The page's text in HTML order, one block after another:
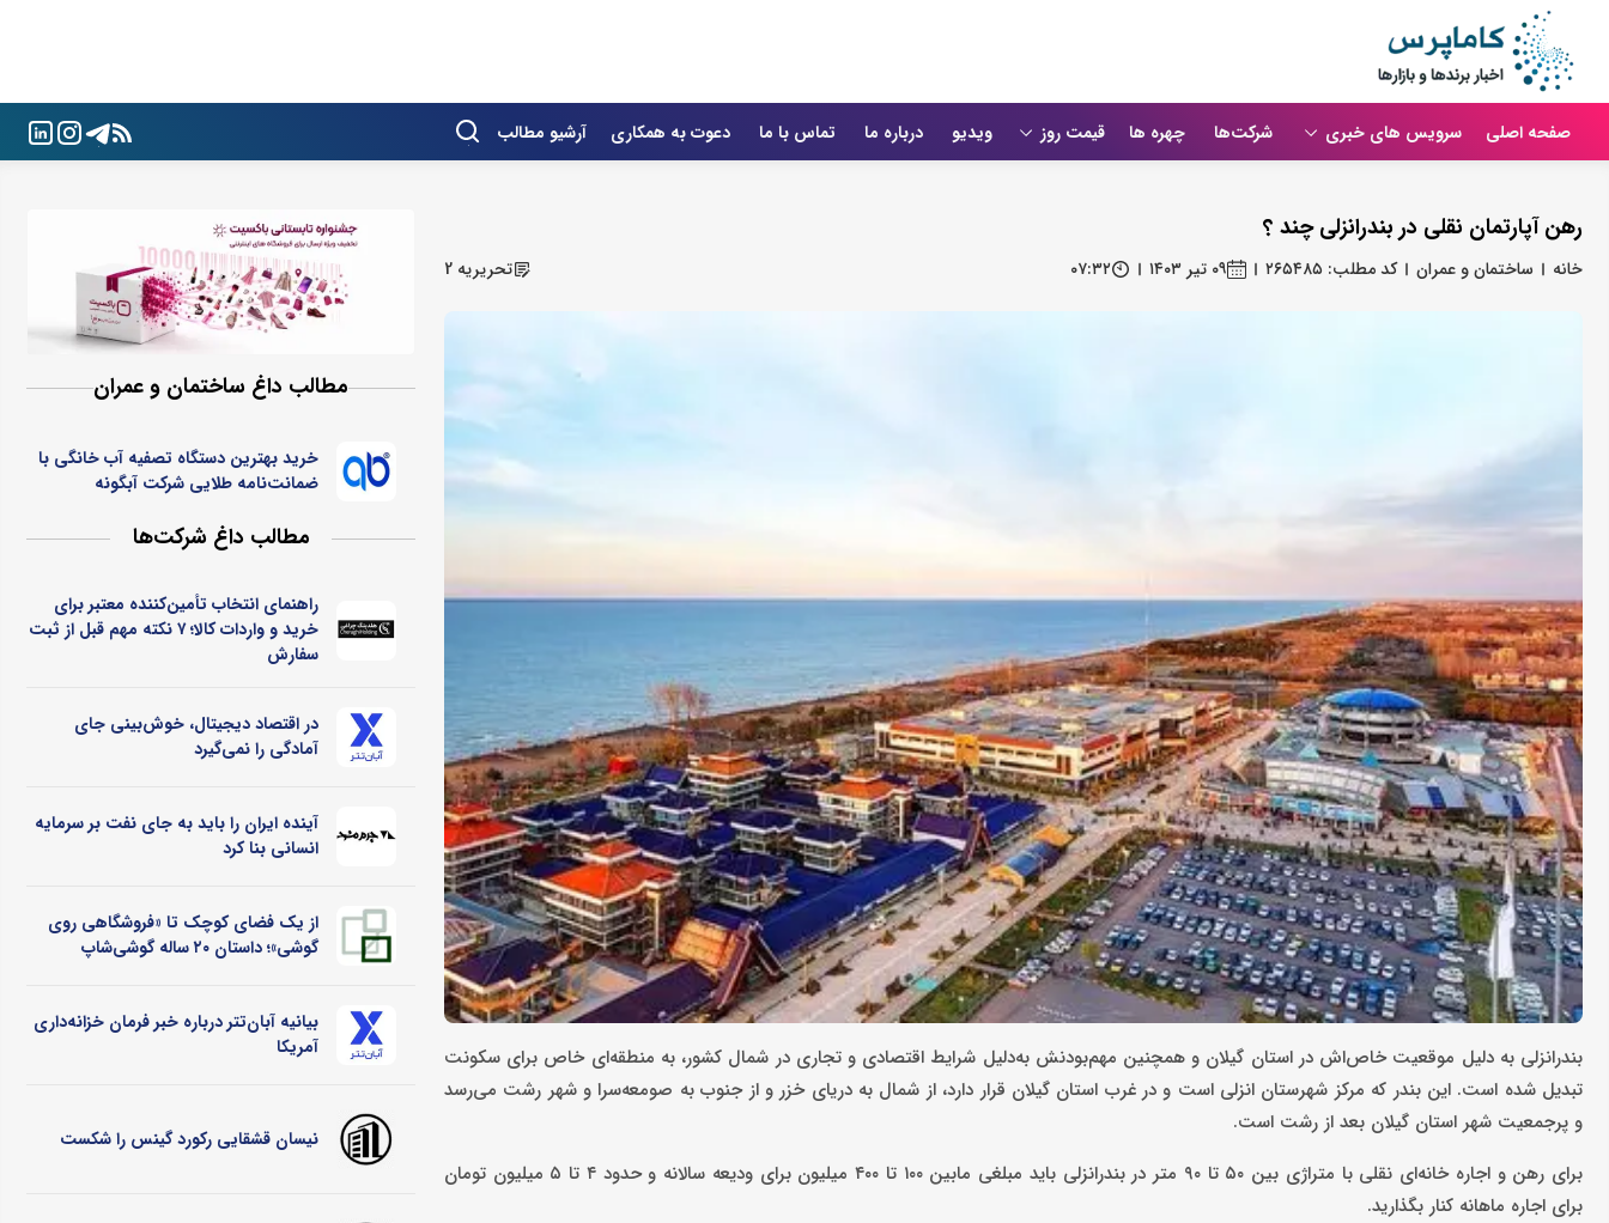
صفحه اصلی سرویس های خبری شرکت‌ها چهره ها قیمت روز ویدیو درباره ما تماس با ما دعوت به همکاری آرشیو مطالب
رهن آپارتمان نقلی در بندرانزلی چند ؟
خانه ساختمان و عمران کد مطلب: ۲۶۵۴۸۵ ۰۹ تیر ۱۴۰۳ ۰۷:۳۲ تحریریه 2
بندرانزلی به دلیل موقعیت خاص‌اش در استان گیلان و همچنین مهم‌بودنش به‌دلیل شرایط اقتصادی و تجاری در شمال کشور، به منطقه‌ای خاص برای سکونت
تبدیل شده است. این بندر که مرکز شهرستان انزلی است و در غرب استان گیلان قرار دارد، از شمال به دریای خزر و از جنوب به صومعه‌سرا و شهر رشت می‌رسد
و پرجمعیت شهر استان گیلان بعد از رشت است.
برای رهن و اجاره خانه‌ای نقلی با متراژی بین ۵۰ تا ۹۰ متر در بندرانزلی باید مبلغی مابین ۱۰۰ تا ۴۰۰ میلیون برای ودیعه سالانه و حدود ۴ تا ۵ میلیون تومان
برای اجاره ماهانه کنار بگذارید.
مطالب داغ ساختمان و عمران
خرید بهترین دستگاه تصفیه آب خانگی با
ضمانت‌نامه طلایی شرکت آبگونه
مطالب داغ شرکت‌ها
راهنمای انتخاب تأمین‌کننده معتبر برای
خرید و واردات کالا؛ ۷ نکته مهم قبل از ثبت
سفارش
در اقتصاد دیجیتال، خوش‌بینی جای
آمادگی را نمی‌گیرد
آینده ایران را باید به جای نفت بر سرمایه
انسانی بنا کرد
از یک فضای کوچک تا «فروشگاهی روی
گوشی»؛ داستان ۲۰ ساله گوشی‌شاپ
بیانیه آبان‌تتر درباره خبر فرمان خزانه‌داری
آمریکا
نیسان قشقایی رکورد گینس را شکست